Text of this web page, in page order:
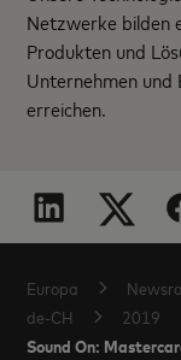
Netzwerke bilden
Produkten und
Unternehmen und
erreichen.
Europa
de-CH
2019
Sound On: